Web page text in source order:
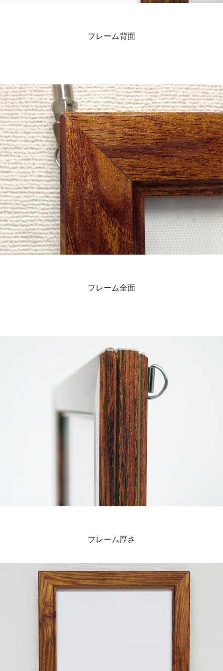
フレーム背面
フレーム全面
フレーム厚さ